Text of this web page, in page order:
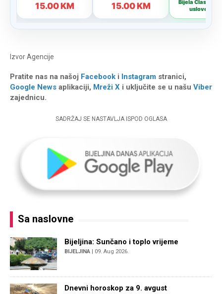
IzvorAgencije
Pratite nas na našoj Facebook i Instagram stranici,
Google News aplikaciji, Mreži X i uključite se u našu Viber
zajednicu.
SADRŽAJ SE NASTAVLJA ISPOD OGLASA
Sa naslovne
Bijeljina: Sunčano i toplo vrijeme
BIJELJINA | 09. Aug 2026.
Dnevni horoskop za 9. avgust